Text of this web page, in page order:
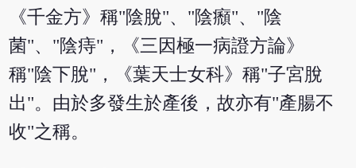
《千金方》稱"陰脫"、"陰㿗"、"陰
菌"、"陰痔"，《三因極一病證方論》
稱"陰下脫"，《葉天士女科》稱"子宮脫
出"。由於多發生於產後，故亦有"產腸不
收"之稱。